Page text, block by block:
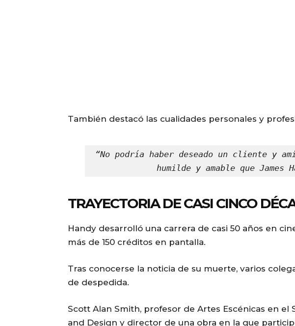
También destacó las cualidades personales y
“No podría haber deseado un cliente y
humilde y amable que James
TRAYECTORIA DE CASI CINCO
Handy desarrolló una carrera de casi 50 años en
más de 150 créditos en pantalla.
Tras conocerse la noticia de su muerte, varios
de despedida.
Scott Alan Smith, profesor de Artes Escénicas en el
and Design y director de una obra en la que